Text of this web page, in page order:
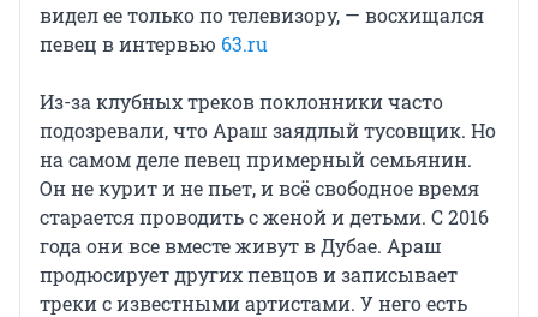
видел ее только по телевизору, — восхищался
певец в интервью 63.ru
Из-за клубных треков поклонники часто
подозревали, что Араш заядлый тусовщик. Но
на самом деле певец примерный семьянин.
Он не курит и не пьет, и всё свободное время
старается проводить с женой и детьми. С 2016
года они все вместе живут в Дубае. Араш
продюсирует других певцов и записывает
треки с известными артистами. У него есть